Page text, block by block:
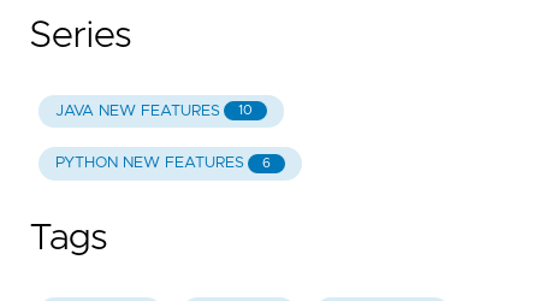
Series
JAVA NEW FEATURES 10
PYTHON NEW FEATURES 6
Tags